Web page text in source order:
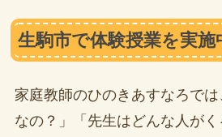
生駒市で体験授業を実施
家庭教師のひのきあすなろで
なの？」「先生はどんな人が